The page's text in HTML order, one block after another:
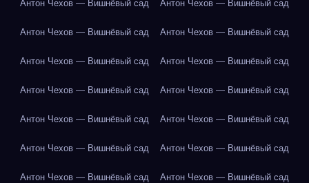
Антон Чехов — Вишнёвый сад Антон Чехов — Вишнёвый сад
Антон Чехов — Вишнёвый сад Антон Чехов — Вишнёвый сад
Антон Чехов — Вишнёвый сад Антон Чехов — Вишнёвый сад
Антон Чехов — Вишнёвый сад Антон Чехов — Вишнёвый сад
Антон Чехов — Вишнёвый сад Антон Чехов — Вишнёвый сад
Антон Чехов — Вишнёвый сад Антон Чехов — Вишнёвый сад
Антон Чехов — Вишнёвый сад Антон Чехов — Вишнёвый сад